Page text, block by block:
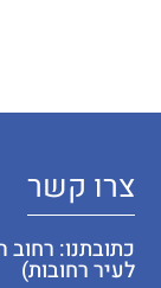
צרו קשר
כתובתנו:
לעיר רחובות)